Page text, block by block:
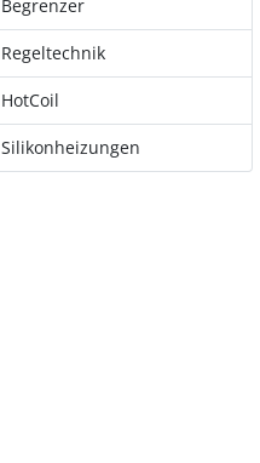
Begrenzer
Regeltechnik
HotCoil
Silikonheizungen